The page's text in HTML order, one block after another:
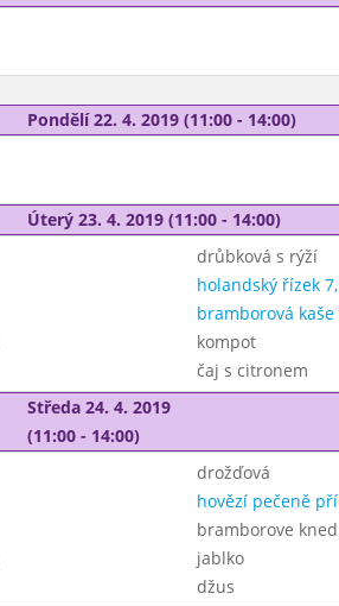
Pondělí 22. 4. 2019 (11:00 - 14:00)
Úterý 23. 4. 2019 (11:00 - 14:00)
drůbková s rýží
holandský řízek
bramborová kaše
kompot
čaj s citronem
Středa 24. 4. 2019
(11:00 - 14:00)
drožďová
hovězí pečeně
bramborove
jablko
džus